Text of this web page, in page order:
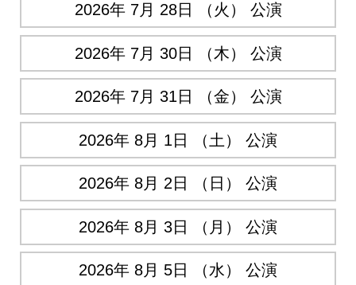
2026年 7月 28日 （火） 公演
2026年 7月 30日 （木） 公演
2026年 7月 31日 （金） 公演
2026年 8月 1日 （土） 公演
2026年 8月 2日 （日） 公演
2026年 8月 3日 （月） 公演
2026年 8月 5日 （水） 公演